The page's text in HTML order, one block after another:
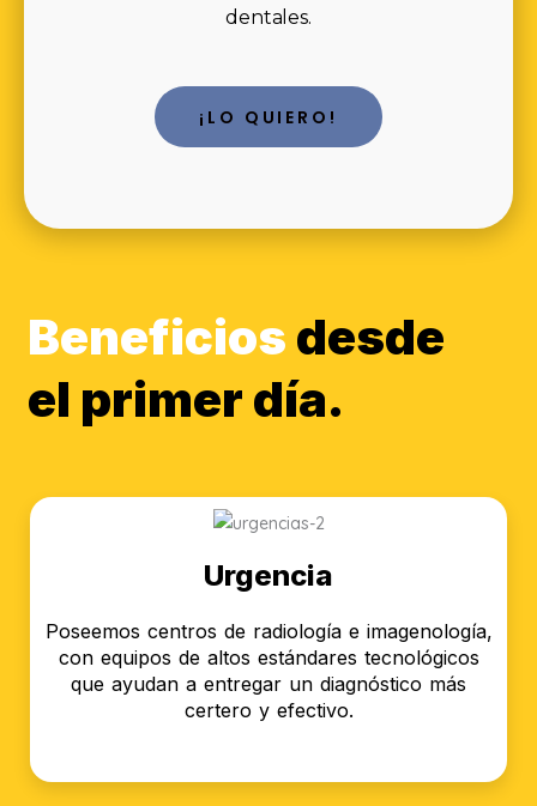
dentales.
¡LO QUIERO!
Beneficios desde
el primer día.
Urgencia
Poseemos centros de radiología e imagenología,
con equipos de altos estándares tecnológicos
que ayudan a entregar un diagnóstico más
certero y efectivo.